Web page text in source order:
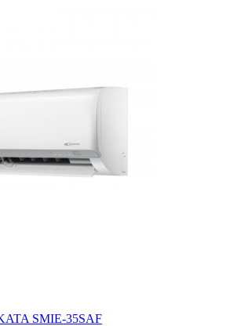
SMIE-35SAF